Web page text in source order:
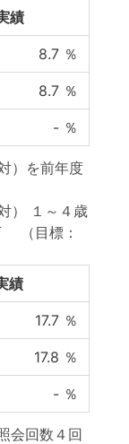
績
8.7 ％
8.7 ％
- ％
）を前年度
） １～４歳
（目標：
績
17.7 ％
17.8 ％
- ％
会回数４回